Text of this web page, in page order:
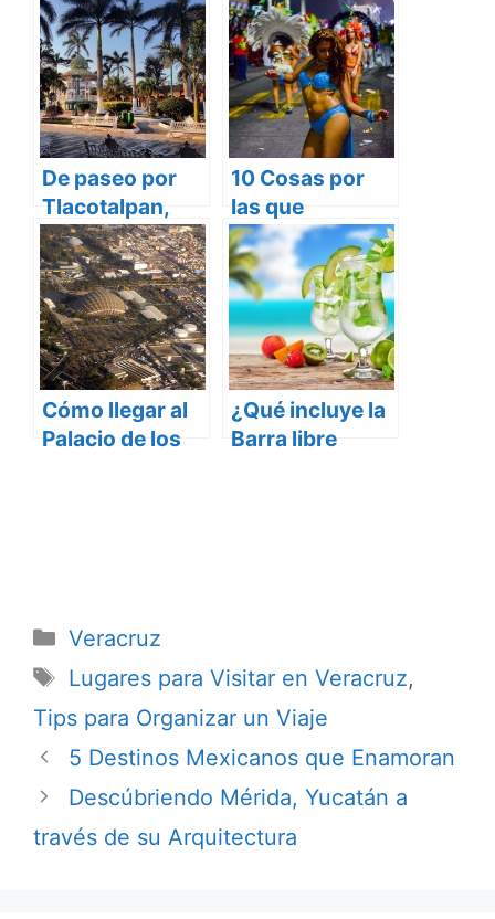
De paseo por
Tlacotalpan,
Veracruz
10 Cosas por
las que
Amamos el
Carnaval de
Veracruz
Cómo llegar al
Palacio de los
¿Qué incluye la
Barra libre
Categorías
Veracruz
Etiquetas
Lugares para Visitar en Veracruz,
Tips para Organizar un Viaje
5 Destinos Mexicanos que Enamoran
Descúbriendo Mérida, Yucatán a
través de su Arquitectura